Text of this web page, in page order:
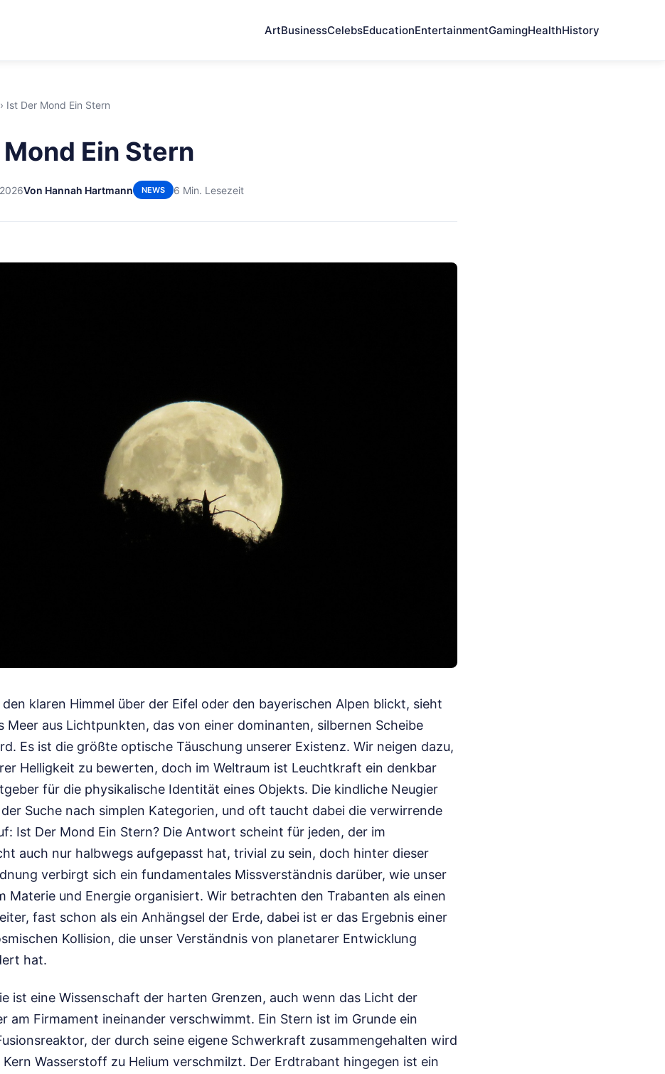
ArtBusinessCelebsEducationEntertainmentGamingHealthHistory
› Ist Der Mond Ein Stern
Ein Stern
Von Hannah Hartmann NEWS 6 Min. Lesezeit
klaren Himmel über der Eifel oder den bayerischen Alpen blickt, sieht
Meer aus Lichtpunkten, das von einer dominanten, silbernen Scheibe
Es ist die größte optische Täuschung unserer Existenz. Wir neigen dazu,
Helligkeit zu bewerten, doch im Weltraum ist Leuchtkraft ein denkbar
für die physikalische Identität eines Objekts. Die kindliche Neugier
Suche nach simplen Kategorien, und oft taucht dabei die verwirrende
Ist Der Mond Ein Stern? Die Antwort scheint für jeden, der im
auch nur halbwegs aufgepasst hat, trivial zu sein, doch hinter dieser
verbirgt sich ein fundamentales Missverständnis darüber, wie unser
Materie und Energie organisiert. Wir betrachten den Trabanten als einen
fast schon als ein Anhängsel der Erde, dabei ist er das Ergebnis einer
Kollision, die unser Verständnis von planetarer Entwicklung
hat.
ist eine Wissenschaft der harten Grenzen, auch wenn das Licht der
am Firmament ineinander verschwimmt. Ein Stern ist im Grunde ein
der durch seine eigene Schwerkraft zusammengehalten wird
Kern Wasserstoff zu Helium verschmilzt. Der Erdtrabant hingegen ist ein